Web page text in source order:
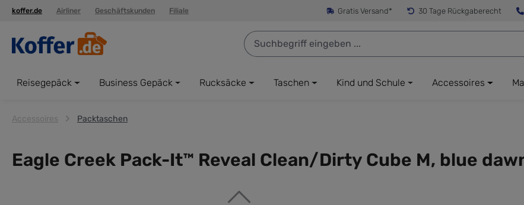
Zur Hauptnavigation springen
koffer.de Airliner Geschäftskunden Filiale Gratis Versand* 30 Tage Rückgaberecht
Reisegepäck Business Gepäck Rucksäcke Taschen Kind und Schule Accessoires
Accessoires Packtaschen
Eagle Creek Pack-It™ Reveal Clean/Dirty Cube M, blue